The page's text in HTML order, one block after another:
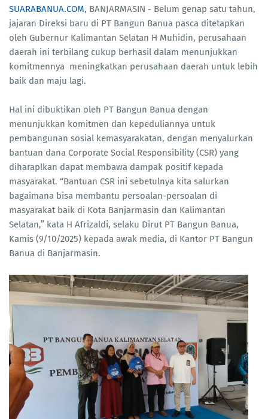
SUARABANUA.COM, BANJARMASIN - Belum genap satu tahun,
jajaran Direksi baru di PT Bangun Banua pasca ditetapkan
oleh Gubernur Kalimantan Selatan H Muhidin, perusahaan
daerah ini terbilang cukup berhasil dalam menunjukkan
komitmennya meningkatkan perusahaan daerah untuk lebih
baik dan maju lagi.
Hal ini dibuktikan oleh PT Bangun Banua dengan
menunjukkan komitmen dan kepeduliannya untuk
pembangunan sosial kemasyarakatan, dengan menyalurkan
bantuan dana Corporate Social Responsibility (CSR) yang
diharaplkan dapat membawa dampak positif kepada
masyarakat. “Bantuan CSR ini sebetulnya kita salurkan
bagaimana bisa membantu persoalan-persoalan di
masyarakat baik di Kota Banjarmasin dan Kalimantan
Selatan,” kata H Afrizaldi, selaku Dirut PT Bangun Banua,
Kamis (9/10/2025) kepada awak media, di Kantor PT Bangun
Banua di Banjarmasin.